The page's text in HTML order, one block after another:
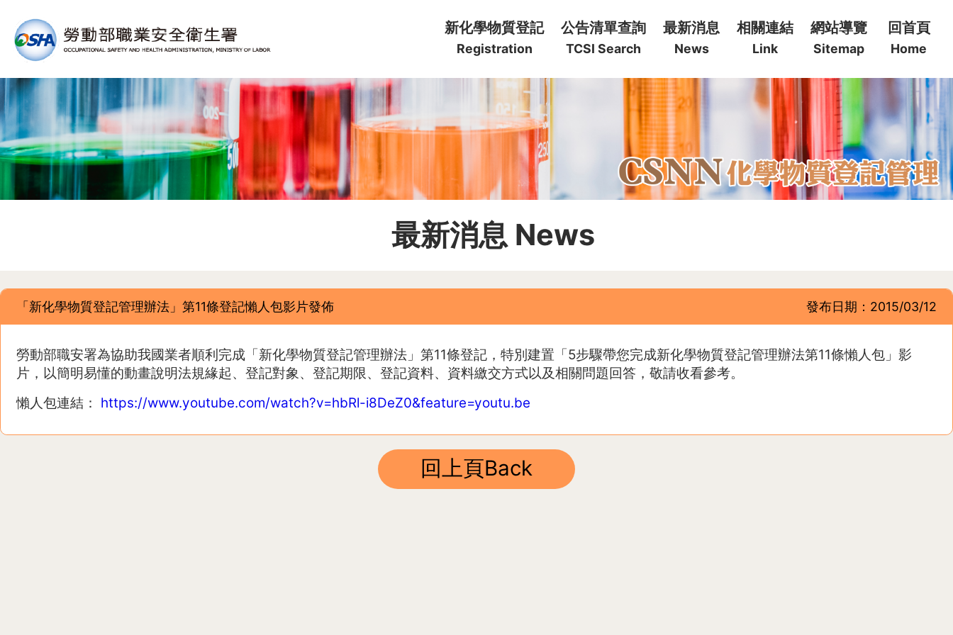
新化學物質登記
Registration
公告清單查詢
TCSI Search
最新消息
News
相關連結
Link
網站導覽
Sitemap
回首頁
Home
最新消息 News
「新化學物質登記管理辦法」第11條登記懶人包影片發佈 發布日期：2015/03/12
勞動部職安署為協助我國業者順利完成「新化學物質登記管理辦法」第11條登記，特別建置「5步驟帶您完成新化學物質登記管理辦法第11條懶人包」影
片，以簡明易懂的動畫說明法規緣起、登記對象、登記期限、登記資料、資料繳交方式以及相關問題回答，敬請收看參考。
懶人包連結： https://www.youtube.com/watch?v=hbRl-i8DeZ0&feature=youtu.be